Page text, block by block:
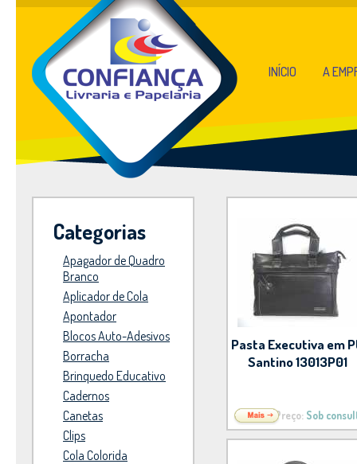
INÍCIO A
Categorias
Apagador de Quadro
Branco
Aplicador de Cola
Apontador
Blocos Auto-Adesivos
Borracha
Brinquedo Educativo
Cadernos
Canetas
Clips
Cola Colorida
Pasta Executiva em
Santino 13013P01
Preço: Sob